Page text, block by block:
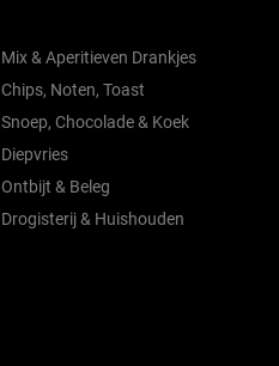
Mix & Aperitieven Drankjes
Chips, Noten, Toast
Snoep, Chocolade & Koek
Diepvries
Ontbijt & Beleg
Drogisterij & Huishouden